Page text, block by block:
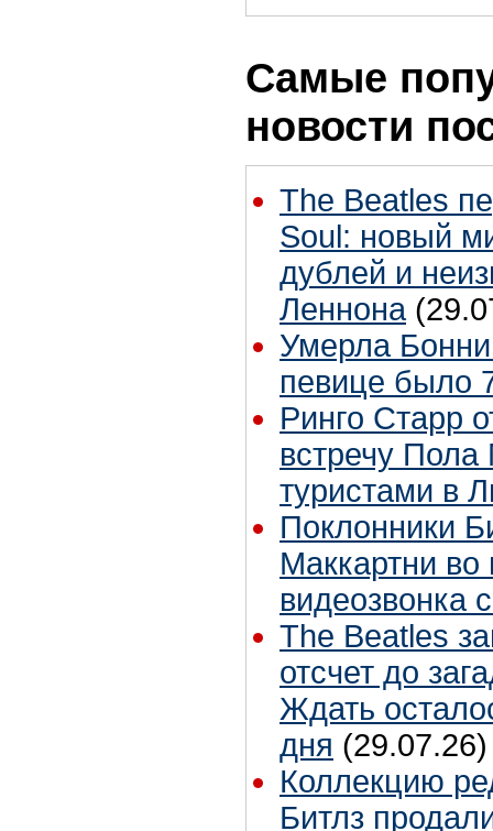
Самые
новости
The Beatles
Soul: новый
дублей и
Леннона
Умерла
певице было
Ринго Старр
встречу Пола
туристами в
Поклонники
Маккартни во
видеозвонка
The Beatles
отсчет до
Ждать
дня (29.07.26)
Коллекцию
Битлз